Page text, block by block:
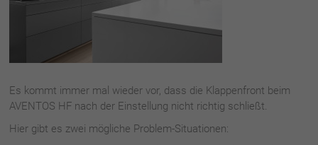
Es kommt immer mal wieder vor, dass die Klappenfront beim
AVENTOS HF nach der Einstellung nicht richtig schließt.
Hier gibt es zwei mögliche Problem-Situationen: